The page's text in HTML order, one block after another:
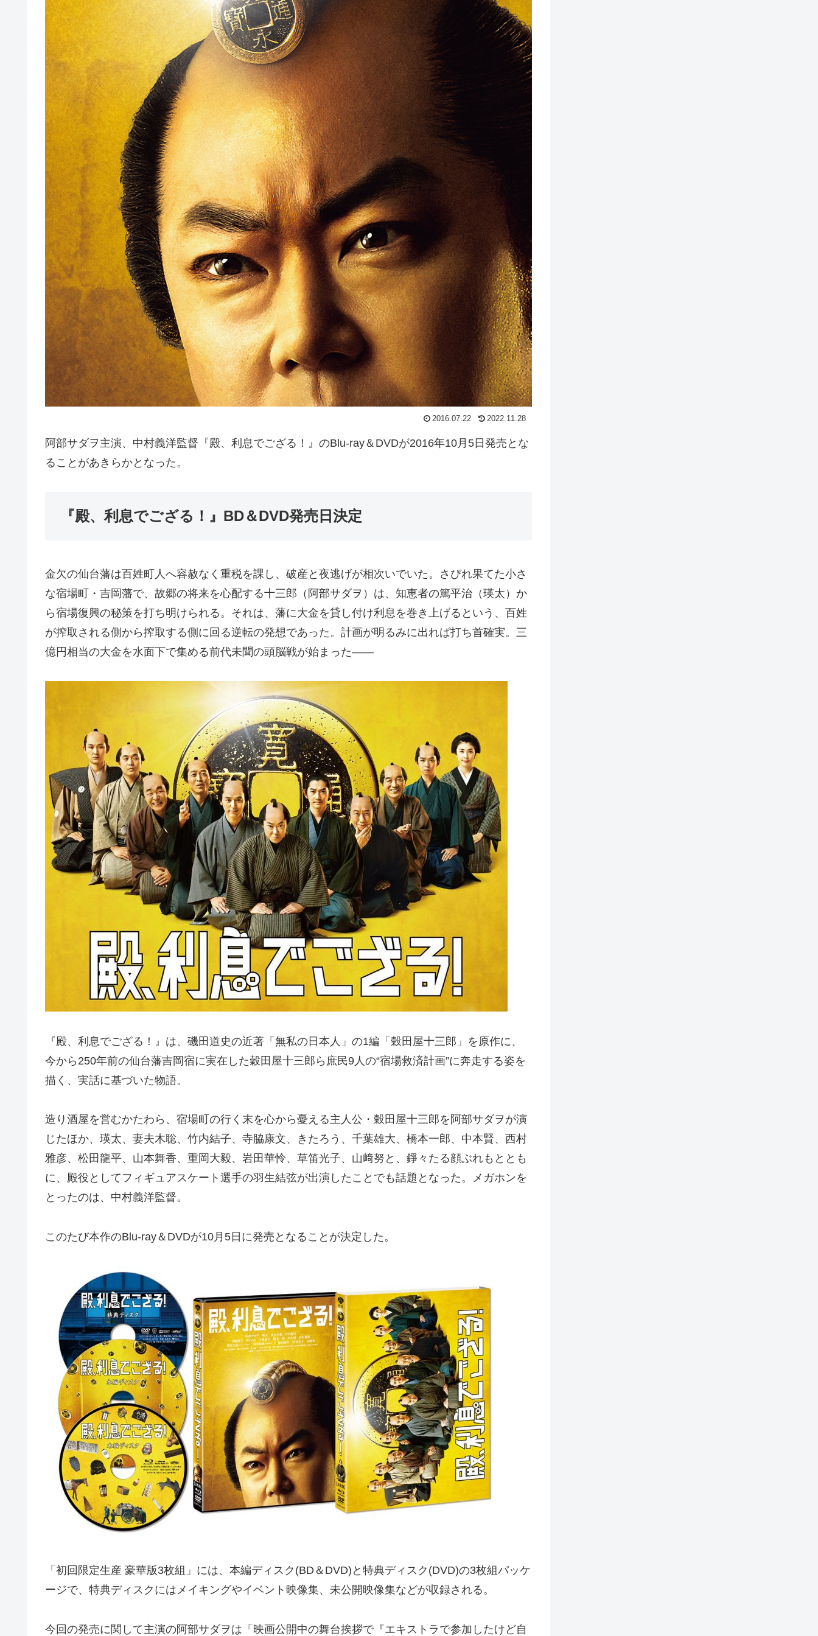
2016.07.22 2022.11.28
阿部サダヲ主演、中村義洋監督『殿、利息でござる！』のBlu-ray＆DVDが2016年10月5日発売とな
ることがあきらかとなった。
『殿、利息でござる！』BD＆DVD発売日決定
金欠の仙台藩は百姓町人へ容赦なく重税を課し、破産と夜逃げが相次いでいた。さびれ果てた小さ
な宿場町・吉岡藩で、故郷の将来を心配する十三郎（阿部サダヲ）は、知恵者の篤平治（瑛太）か
ら宿場復興の秘策を打ち明けられる。それは、藩に大金を貸し付け利息を巻き上げるという、百姓
が搾取される側から搾取する側に回る逆転の発想であった。計画が明るみに出れば打ち首確実。三
億円相当の大金を水面下で集める前代未聞の頭脳戦が始まった――
『殿、利息でござる！』は、磯田道史の近著「無私の日本人」の1編「穀田屋十三郎」を原作に、
今から250年前の仙台藩吉岡宿に実在した穀田屋十三郎ら庶民9人の“宿場救済計画”に奔走する姿を
描く、実話に基づいた物語。
造り酒屋を営むかたわら、宿場町の行く末を心から憂える主人公・穀田屋十三郎を阿部サダヲが演
じたほか、瑛太、妻夫木聡、竹内結子、寺脇康文、きたろう、千葉雄大、橋本一郎、中本賢、西村
雅彦、松田龍平、山本舞香、重岡大毅、岩田華怜、草笛光子、山﨑努と、錚々たる顔ぶれもととも
に、殿役としてフィギュアスケート選手の羽生結弦が出演したことでも話題となった。メガホンを
とったのは、中村義洋監督。
このたび本作のBlu-ray＆DVDが10月5日に発売となることが決定した。
「初回限定生産 豪華版3枚組」には、本編ディスク(BD＆DVD)と特典ディスク(DVD)の3枚組パッケ
ージで、特典ディスクにはメイキングやイベント映像集、未公開映像集などが収録される。
今回の発売に関して主演の阿部サダヲは「映画公開中の舞台挨拶で『エキストラで参加したけど自